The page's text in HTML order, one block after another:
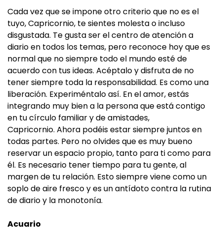
Cada vez que se impone otro criterio que no es el
tuyo, Capricornio, te sientes molesta o incluso
disgustada. Te gusta ser el centro de atención a
diario en todos los temas, pero reconoce hoy que es
normal que no siempre todo el mundo esté de
acuerdo con tus ideas. Acéptalo y disfruta de no
tener siempre toda la responsabilidad. Es como una
liberación. Experiméntalo así. En el amor, estás
integrando muy bien a la persona que está contigo
en tu círculo familiar y de amistades,
Capricornio. Ahora podéis estar siempre juntos en
todas partes. Pero no olvides que es muy bueno
reservar un espacio propio, tanto para ti como para
él. Es necesario tener tiempo para tu gente, al
margen de tu relación. Esto siempre viene como un
soplo de aire fresco y es un antídoto contra la rutina
de diario y la monotonía.
Acuario